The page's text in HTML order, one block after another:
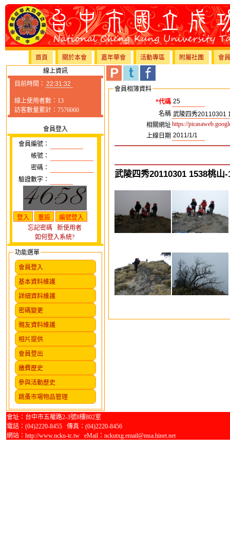
首頁 關於本會 嘉年華會 活動專區 附屬社團
會
線上資訊
目前時間：
線上使用者數：13
訪客數量累計：7576060
會員登入
會員編號：
帳號：
密碼：
驗證數字：
忘記密碼
新使用者
如何登入系統?
功能選單
會員登入
基本資料維護
詳細資料維護
密碼變更
親友資料維護
相片提供
會員登出
繳費歷史
參與活動歷史
跳蚤市場物品管理
會員相簿資料
*代碼
名稱
相關網址https://
上線日期
武陵四秀20110301 1538桃山
會址：台中市五權路2-3號8樓802室
電話：(04)2220-8455 傳真：(04)2220-8456
網站：http://www.ncku-tc.tw eMail：nckutxg.email@msa.hinet.net